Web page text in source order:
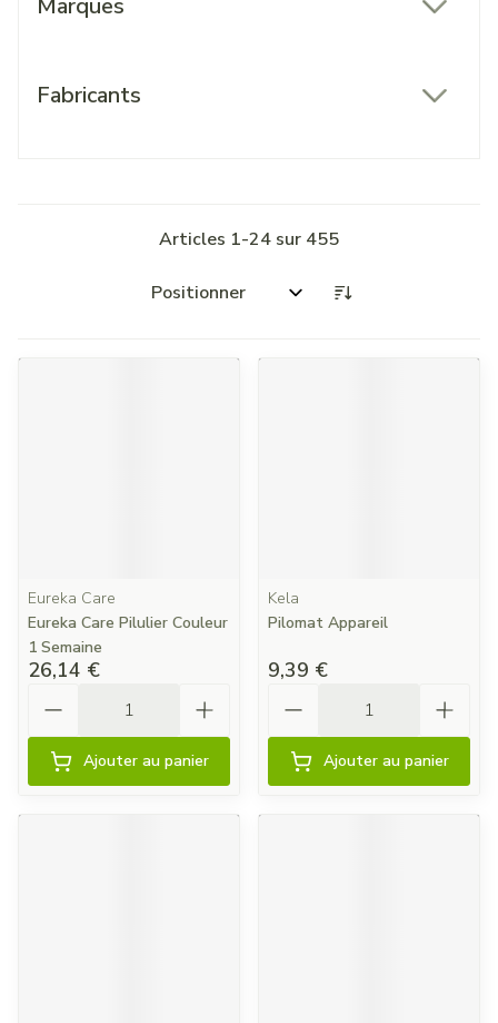
Marques
Fabricants
Articles 1-24 sur 455
Trier par:
Eureka Care
Eureka Care Pilulier Couleur
1 Semaine
26,14 €
Ajouter au panier
Kela
Pilomat Appareil
9,39 €
Ajouter au panier